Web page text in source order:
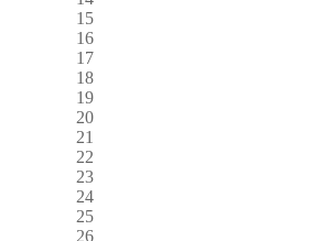
15
16
17
18
19
20
21
22
23
24
25
26